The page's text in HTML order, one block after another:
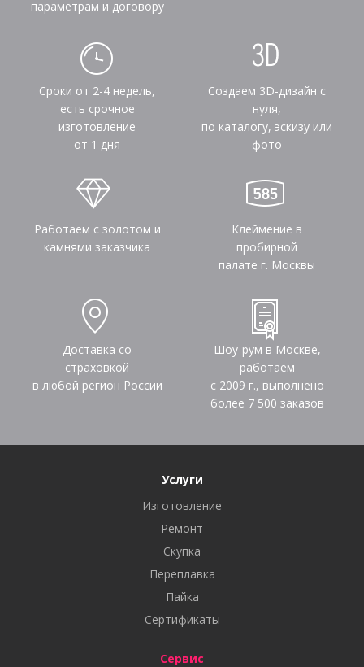
параметрам и договору
Сроки от 2-4 недель,
есть срочное
изготовление
от 1 дня
Создаем 3D-дизайн с
нуля,
по каталогу, эскизу или
фото
Работаем с золотом и
камнями заказчика
Клеймение в
пробирной
палате г. Москвы
Доставка со
страховкой
в любой регион России
Шоу-рум в Москве,
работаем
с 2009 г., выполнено
более 7 500 заказов
Услуги
Изготовление
Ремонт
Скупка
Переплавка
Пайка
Сертификаты
Сервис